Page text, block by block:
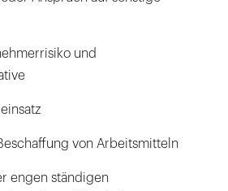
und
von Arbeitsmitteln
engen ständigen